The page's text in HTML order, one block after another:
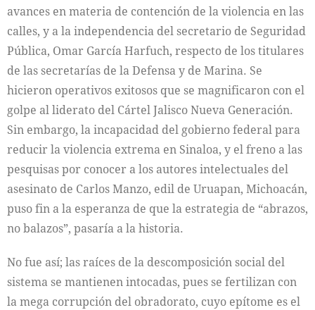
avances en materia de contención de la violencia en las
calles, y a la independencia del secretario de Seguridad
Pública, Omar García Harfuch, respecto de los titulares
de las secretarías de la Defensa y de Marina. Se
hicieron operativos exitosos que se magnificaron con el
golpe al liderato del Cártel Jalisco Nueva Generación.
Sin embargo, la incapacidad del gobierno federal para
reducir la violencia extrema en Sinaloa, y el freno a las
pesquisas por conocer a los autores intelectuales del
asesinato de Carlos Manzo, edil de Uruapan, Michoacán,
puso fin a la esperanza de que la estrategia de “abrazos,
no balazos”, pasaría a la historia.
No fue así; las raíces de la descomposición social del
sistema se mantienen intocadas, pues se fertilizan con
la mega corrupción del obradorato, cuyo epítome es el